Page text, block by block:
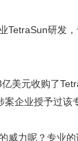
TetraSun研发
美元收购了
企业授予过该
威力呢？专业